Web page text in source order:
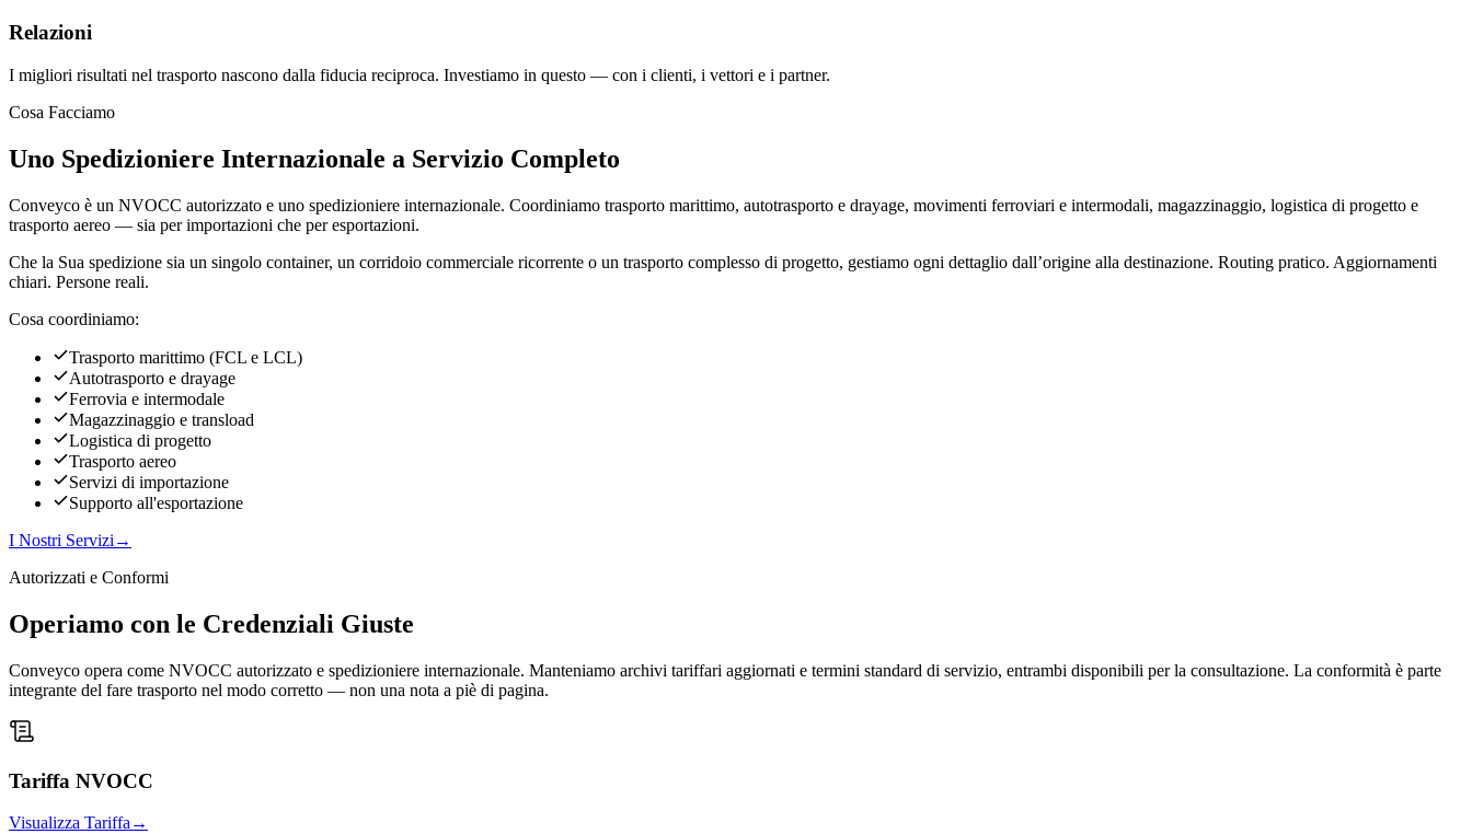
Relazioni
I migliori risultati nel trasporto nascono dalla fiducia reciproca. Investiamo in questo — con i clienti, i vettori e i partner.
Cosa Facciamo
Uno Spedizioniere Internazionale a Servizio Completo
Conveyco è un NVOCC autorizzato e uno spedizioniere internazionale. Coordiniamo trasporto marittimo, autotrasporto e drayage, movimenti ferroviari e intermodali, magazzinaggio, logistica di progetto e
trasporto aereo — sia per importazioni che per esportazioni.
Che la Sua spedizione sia un singolo container, un corridoio commerciale ricorrente o un trasporto complesso di progetto, gestiamo ogni dettaglio dall’origine alla destinazione. Routing pratico. Aggiornamenti
chiari. Persone reali.
Cosa coordiniamo:
Trasporto marittimo (FCL e LCL)
Autotrasporto e drayage
Ferrovia e intermodale
Magazzinaggio e transload
Logistica di progetto
Trasporto aereo
Servizi di importazione
Supporto all'esportazione
I Nostri Servizi →
Autorizzati e Conformi
Operiamo con le Credenziali Giuste
Conveyco opera come NVOCC autorizzato e spedizioniere internazionale. Manteniamo archivi tariffari aggiornati e termini standard di servizio, entrambi disponibili per la consultazione. La conformità è parte
integrante del fare trasporto nel modo corretto — non una nota a piè di pagina.
Tariffa NVOCC
Visualizza Tariffa →